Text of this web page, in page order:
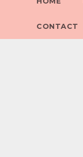
CONTACT